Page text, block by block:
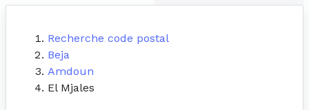
Recherche code postal
Beja
Amdoun
El Mjales